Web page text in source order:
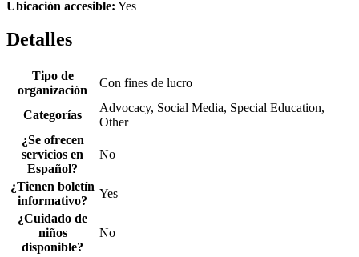
Ubicación accesible: Yes
Detalles
Tipo de
organización
Con fines de lucro
Categorías
Advocacy, Social Media, Special Education,
Other
¿Se ofrecen
servicios en
Español?
No
¿Tienen boletín
informativo?
Yes
¿Cuidado de
niños
disponible?
No